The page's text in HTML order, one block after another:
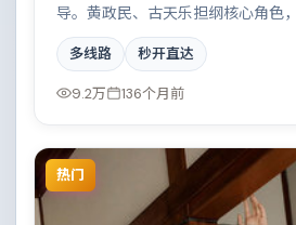
导。黄政民、古天乐担纲核心角色
取景与班底多来自澳大利亚。小人
择令人唏嘘。结尾留白耐人寻味。
多线路 秒开直达
9.2万 136个月前
热门